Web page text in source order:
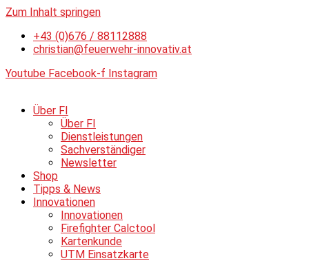
Zum Inhalt springen
+43 (0)676 / 88112888
christian@feuerwehr-innovativ.at
Youtube Facebook-f Instagram
Über FI
Über FI
Dienstleistungen
Sachverständiger
Newsletter
Shop
Tipps & News
Innovationen
Innovationen
Firefighter Calctool
Kartenkunde
UTM Einsatzkarte